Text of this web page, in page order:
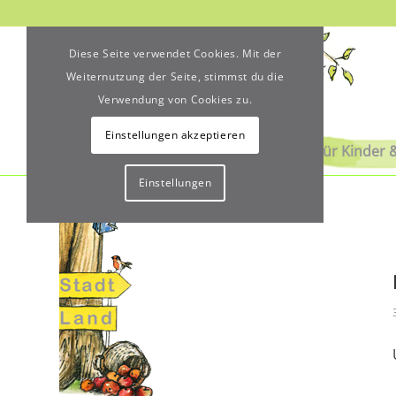
Über uns Für Kinder
Diese Seite verwendet Cookies. Mit der
Weiternutzung der Seite, stimmst du die
Verwendung von Cookies zu.
Einstellungen akzeptieren
Einstellungen